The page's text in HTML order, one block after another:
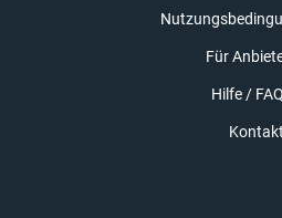
Für
Hilfe / FAQ
Kontakt